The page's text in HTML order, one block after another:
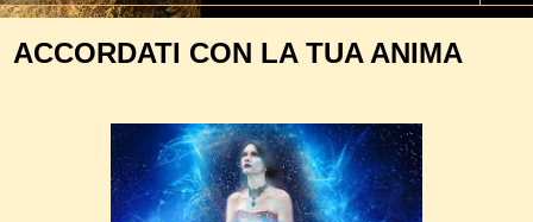
ACCORDATI CON LA TUA ANIMA